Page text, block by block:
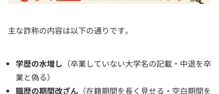
主な詐称の内容は以下の通りです。
学歴の水増し （卒業していない大学名の記載・中退を卒
業と偽る）
職歴の期間改ざん （在籍期間を長く見せる・空白期間を